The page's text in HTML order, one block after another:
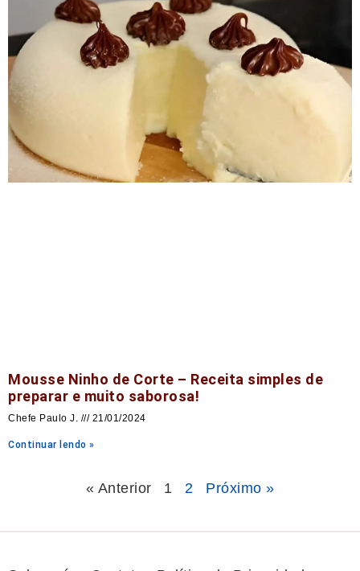
Mousse Ninho de Corte – Receita simples de
preparar e muito saborosa!
Chefe Paulo J. 21/01/2024
Continuar lendo »
« Anterior 1 2 Próximo »